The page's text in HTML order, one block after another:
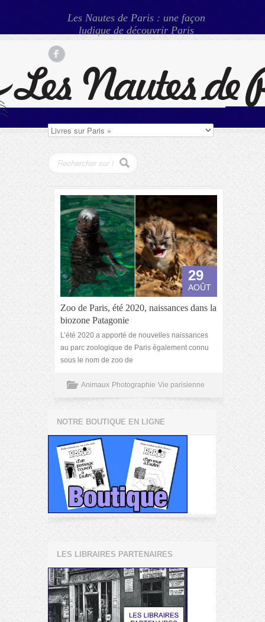
Les Nautes de Paris : une façon
ludique de découvrir Paris
29
AOÛT
Zoo de Paris, été 2020, naissances dans la
biozone Patagonie
L’été 2020 a apporté de nouvelles naissances
au parc zoologique de Paris également connu
sous le nom de zoo de
Animaux Photographie Vie parisienne
NOTRE BOUTIQUE EN LIGNE
LES LIBRAIRES PARTENAIRES